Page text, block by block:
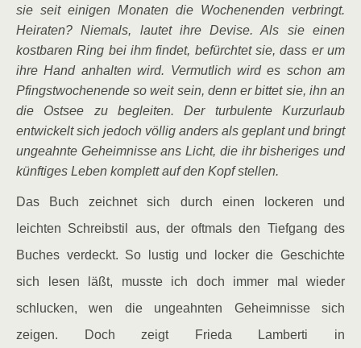
sie seit einigen Monaten die Wochenenden verbringt.
Heiraten? Niemals, lautet ihre Devise. Als sie einen
kostbaren Ring bei ihm findet, befürchtet sie, dass er um
ihre Hand anhalten wird. Vermutlich wird es schon am
Pfingstwochenende so weit sein, denn er bittet sie, ihn an
die Ostsee zu begleiten. Der turbulente Kurzurlaub
entwickelt sich jedoch völlig anders als geplant und bringt
ungeahnte Geheimnisse ans Licht, die ihr bisheriges und
künftiges Leben komplett auf den Kopf stellen.
Das Buch zeichnet sich durch einen lockeren und
leichten Schreibstil aus, der oftmals den Tiefgang des
Buches verdeckt. So lustig und locker die Geschichte
sich lesen läßt, musste ich doch immer mal wieder
schlucken, wen die ungeahnten Geheimnisse sich
zeigen. Doch zeigt Frieda Lamberti in